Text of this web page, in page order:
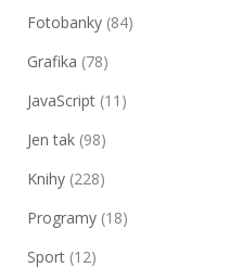
Fotobanky (84)
Grafika (78)
JavaScript (11)
Jen tak (98)
Knihy (228)
Programy (18)
Sport (12)